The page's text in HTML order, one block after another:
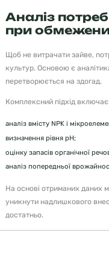
Аналіз
при
Щоб не витрачати зайве,
культур. Основою є
перетворюється на здогад.
Комплексний підхід
аналіз вмісту NPK і
визначення рівня pH;
оцінку запасів органічної
аналіз попередньої
На основі отриманих даних
уникнути надлишкового
достатньо.